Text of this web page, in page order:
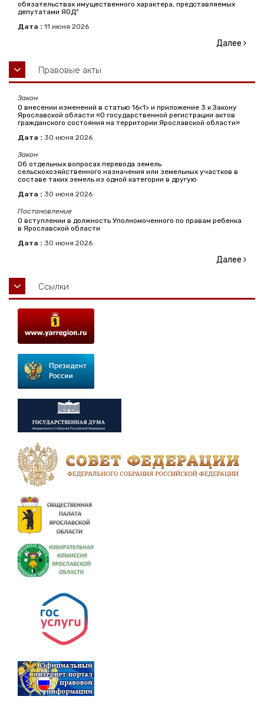
обязательствах имущественного характера, представляемых
депутатами ЯОД"
Дата : 11 июня 2026
Далее
Правовые акты
Закон
О внесении изменений в статью 16<1> и приложение 3 к Закону
Ярославской области «О государственной регистрации актов
гражданского состояния на территории Ярославской области»
Дата : 30 июня 2026
Закон
Об отдельных вопросах перевода земель
сельскохозяйственного назначения или земельных участков в
составе таких земель из одной категории в другую
Дата : 30 июня 2026
Постановление
О вступлении в должность Уполномоченного по правам ребенка
в Ярославской области
Дата : 30 июня 2026
Далее
Ссылки